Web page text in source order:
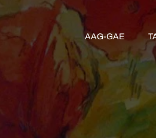
AAG-GAE